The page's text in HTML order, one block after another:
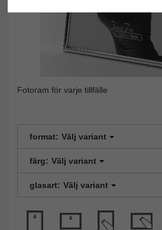
Fotoram för varje tillfälle
format: Välj variant
färg: Välj variant
glasart: Välj variant